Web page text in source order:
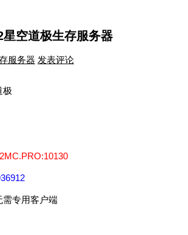
空道极生存服务器
服务器 发表评论
极
需专用客户端